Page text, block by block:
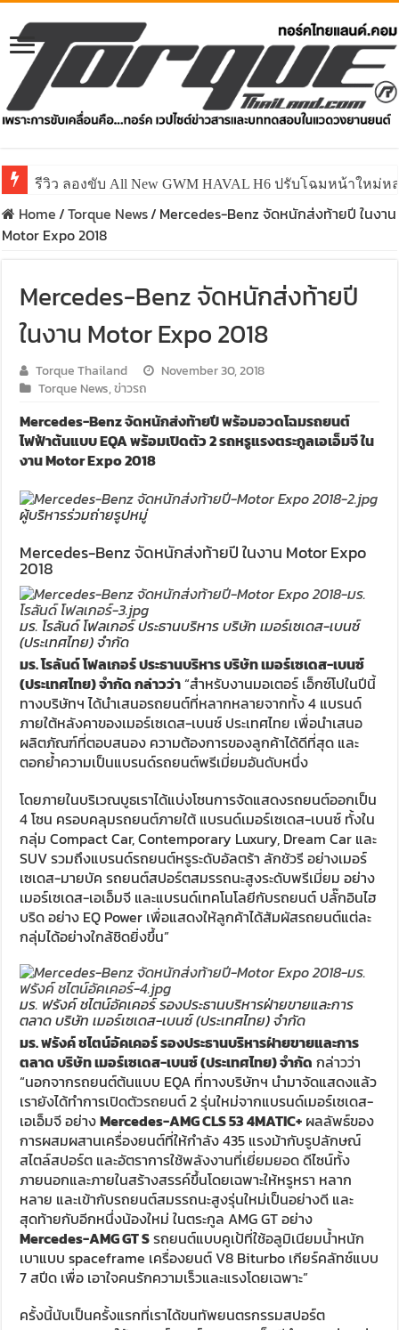
รีวิว ลองขับ All New GWM HAVAL H6 ปรับโฉมหน้าใหม่
Home/Torque News/ Mercedes-Benz จัดหนักส่งท้ายปี ในงาน
Motor Expo 2018
Mercedes-Benz จัดหนักส่งท้ายปี
ในงาน Motor Expo 2018
Torque Thailand
November 30, 2018
Torque News,ข่าวรถ
Mercedes-Benz จัดหนักส่งท้ายปี พร้อมอวดโฉมรถยนต์
ไฟฟ้าต้นแบบ EQA พร้อมเปิดตัว 2 รถหรูแรงตระกูลเอเอ็มจี ใน
งาน Motor Expo 2018
ผู้บริหารร่วมถ่ายรูปหมู่
Mercedes-Benz จัดหนักส่งท้ายปี ในงาน Motor Expo
2018
มร. โรลันด์ โฟลเกอร์ ประธานบริหาร บริษัท เมอร์เซเดส-เบนซ์
(ประเทศไทย) จำกัด
มร. โรลันด์ โฟลเกอร์ ประธานบริหาร บริษัท เมอร์เซเดส-เบนซ์
(ประเทศไทย) จำกัด กล่าวว่า“สำหรับงานมอเตอร์ เอ็กซ์โปในปีนี้
ทางบริษัทฯ ได้นำเสนอรถยนต์ที่หลากหลายจากทั้ง 4 แบรนด์
ภายใต้หลังคาของเมอร์เซเดส-เบนซ์ ประเทศไทย เพื่อนำเสนอ
ผลิตภัณฑ์ที่ตอบสนอง ความต้องการของลูกค้าได้ดีที่สุด และ
ตอกย้ำความเป็นแบรนด์รถยนต์พรีเมี่ยมอันดับหนึ่ง
โดยภายในบริเวณบูธเราได้แบ่งโซนการจัดแสดงรถยนต์ออกเป็น
4 โซน ครอบคลุมรถยนต์ภายใต้ แบรนด์เมอร์เซเดส-เบนซ์ ทั้งใน
กลุ่ม Compact Car, Contemporary Luxury, Dream Car และ
SUV รวมถึงแบรนด์รถยนต์หรูระดับอัลตร้า ลักชัวรี อย่างเมอร์
เซเดส-มายบัค รถยนต์สปอร์ตสมรรถนะสูงระดับพรีเมี่ยม อย่าง
เมอร์เซเดส-เอเอ็มจี และแบรนด์เทคโนโลยีกับรถยนต์ ปลั๊กอินไฮ
บริด อย่าง EQ Power เพื่อแสดงให้ลูกค้าได้สัมผัสรถยนต์แต่ละ
กลุ่มได้อย่างใกล้ชิดยิ่งขึ้น”
มร. ฟรังค์ ชไตน์อัคเคอร์ รองประธานบริหารฝ่ายขายและการ
ตลาด บริษัท เมอร์เซเดส-เบนซ์ (ประเทศไทย) จำกัด
มร. ฟรังค์ ชไตน์อัคเคอร์ รองประธานบริหารฝ่ายขายและการ
ตลาด บริษัท เมอร์เซเดส-เบนซ์ (ประเทศไทย) จำกัด กล่าวว่า
“นอกจากรถยนต์ต้นแบบ EQA ที่ทางบริษัทฯ นำมาจัดแสดงแล้ว
เรายังได้ทำการเปิดตัวรถยนต์ 2 รุ่นใหม่จากแบรนด์เมอร์เซเดส-
เอเอ็มจี อย่างMercedes-AMG CLS 53 4MATIC+ ผลลัพธ์ของ
การผสมผสานเครื่องยนต์ที่ให้กำลัง 435 แรงม้ากับรูปลักษณ์
สไตล์สปอร์ต และอัตราการใช้พลังงานที่เยี่ยมยอด ดีไซน์ทั้ง
ภายนอกและภายในสร้างสรรค์ขึ้นโดยเฉพาะให้หรูหรา หลาก
หลาย และเข้ากับรถยนต์สมรรถนะสูงรุ่นใหม่เป็นอย่างดี และ
สุดท้ายกับอีกหนึ่งน้องใหม่ ในตระกูล AMG GT อย่าง
Mercedes-AMG GT Sรถยนต์แบบคูเป้ที่ใช้อลูมิเนียมน้ำหนัก
เบาแบบ spaceframe เครื่องยนต์ V8 Biturbo เกียร์คลัทช์แบบ
7 สปีด เพื่อ เอาใจคนรักความเร็วและแรงโดยเฉพาะ”
ครั้งนี้นับเป็นครั้งแรกที่เราได้ขนทัพยนตรกรรมสปอร์ต